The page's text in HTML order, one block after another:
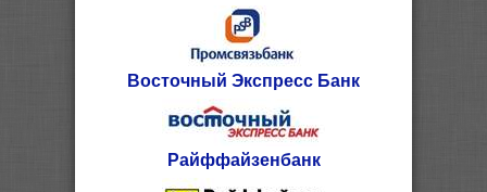
Восточный Экспресс Банк
Райффайзенбанк